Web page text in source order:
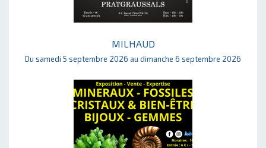
MILHAUD
Du samedi 5 septembre 2026 au dimanche 6 septembre 2026